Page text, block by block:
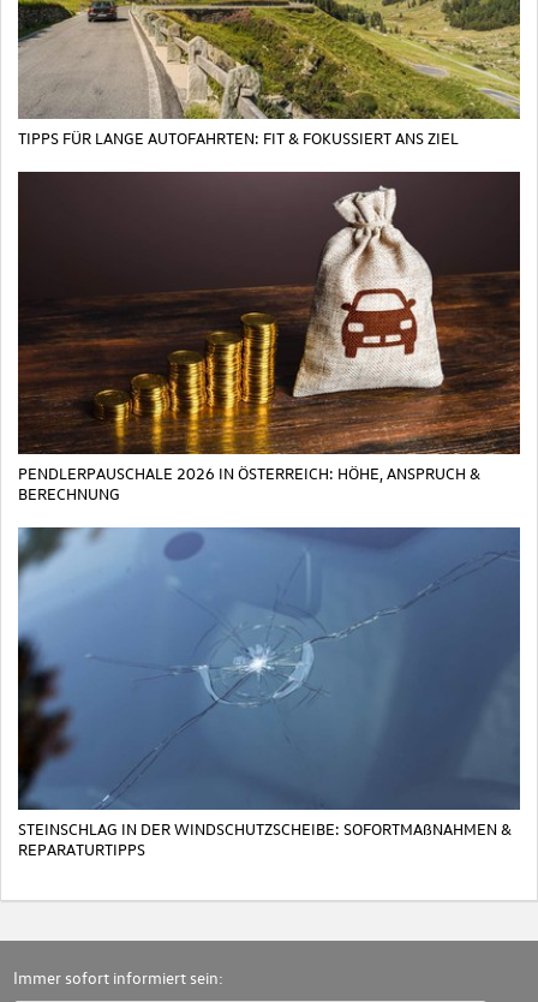
TIPPS FÜR LANGE AUTOFAHRTEN: FIT & FOKUSSIERT ANS ZIEL
PENDLERPAUSCHALE 2026 IN ÖSTERREICH: HÖHE, ANSPRUCH &
BERECHNUNG
STEINSCHLAG IN DER WINDSCHUTZSCHEIBE: SOFORTMAßNAHMEN &
REPARATURTIPPS
Immer sofort informiert sein: